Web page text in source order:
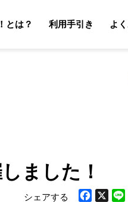
とは？
利用手引き
よ
ました！
シェアする